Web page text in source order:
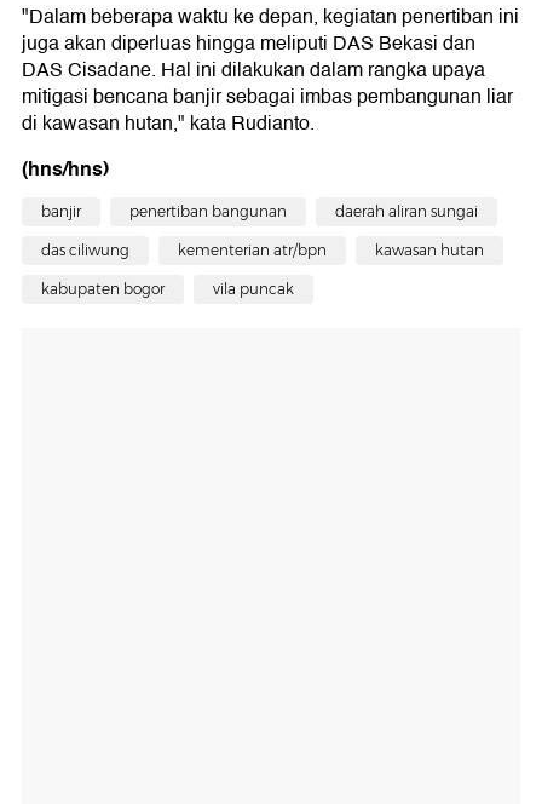
"Dalam beberapa waktu ke depan, kegiatan penertiban ini
juga akan diperluas hingga meliputi DAS Bekasi dan
DAS Cisadane. Hal ini dilakukan dalam rangka upaya
mitigasi bencana banjir sebagai imbas pembangunan liar
di kawasan hutan," kata Rudianto.
(hns/hns)
banjir penertiban bangunan daerah aliran sungai
das ciliwung kementerian atr/bpn kawasan hutan
kabupaten bogor vila puncak